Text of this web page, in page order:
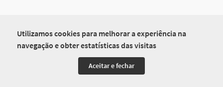
Utilizamos cookies para melhorar a experiência na
navegação e obter estatísticas das visitas
Aceitar e fechar